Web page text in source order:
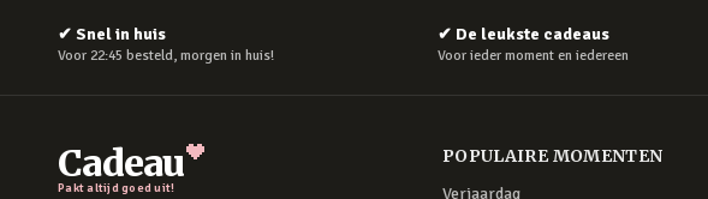
✔ Snel in huis
Voor 22:45 besteld, morgen in huis!
✔ De leukste cadeaus
Voor ieder moment en iedereen
Cadeau
Pakt altijd goed uit!
POPULAIRE MOMENTEN
Verjaardag